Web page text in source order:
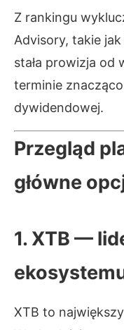
Z rankingu
Advisory, takie
stała prowizja od
terminie
dywidendowej.
Przegląd
główne
1. XTB —
XTB to